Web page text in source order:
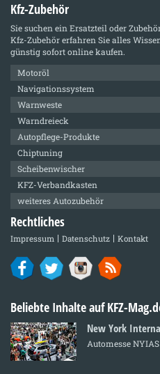
Kfz-Zubehör
Sie suchen ein Ersatzteil oder
Kfz-Zubehörerfahren Sie alles
günstig sofort online kaufen.
Motoröl
Navigationssystem
Warnweste
Warndreieck
Autopflege-Produkte
Chiptuning
Scheibenwischer
KFZ-Verbandkasten
weiteres Autozubehör
Rechtliches
Impressum Datenschutz Kontakt
Beliebte Inhalte auf KFZ-
New York
Automesse